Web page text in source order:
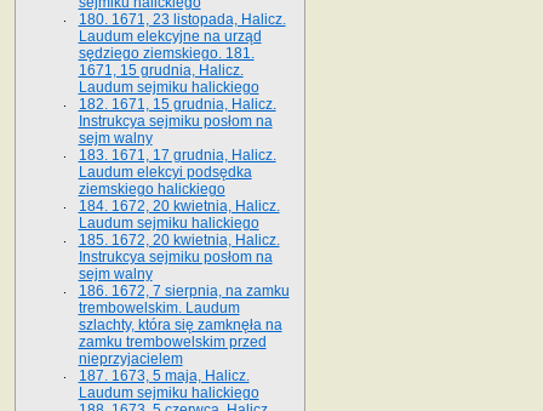
180. 1671, 23 listopada, Halicz.
Laudum elekcyjne na urząd
sędziego ziemskiego. 181.
1671, 15 grudnia, Halicz.
Laudum sejmiku halickiego
182. 1671, 15 grudnia, Halicz.
Instrukcya sejmiku posłom na
sejm walny
183. 1671, 17 grudnia, Halicz.
Laudum elekcyi podsędka
ziemskiego halickiego
184. 1672, 20 kwietnia, Halicz.
Laudum sejmiku halickiego
185. 1672, 20 kwietnia, Halicz.
Instrukcya sejmiku posłom na
sejm walny
186. 1672, 7 sierpnia, na zamku
trembowelskim. Laudum
szlachty, która się zamknęła na
zamku trembowelskim przed
nieprzyjacielem
187. 1673, 5 maja, Halicz.
Laudum sejmiku halickiego